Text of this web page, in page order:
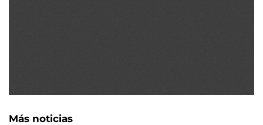
Más noticias